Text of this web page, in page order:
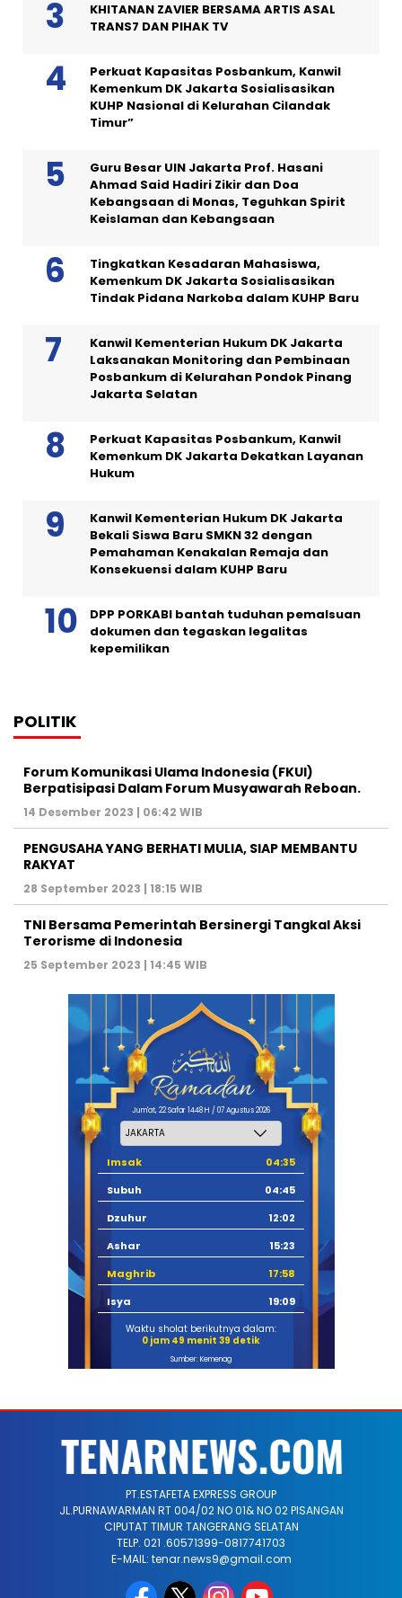
KHITANAN ZAVIER BERSAMA ARTIS ASAL
TRANS7 DAN PIHAK TV
Perkuat Kapasitas Posbankum, Kanwil
Kemenkum DK Jakarta Sosialisasikan
KUHP Nasional di Kelurahan Cilandak
Timur”
Guru Besar UIN Jakarta Prof. Hasani
Ahmad Said Hadiri Zikir dan Doa
Kebangsaan di Monas, Teguhkan Spirit
Keislaman dan Kebangsaan
Tingkatkan Kesadaran Mahasiswa,
Kemenkum DK Jakarta Sosialisasikan
Tindak Pidana Narkoba dalam KUHP Baru
Kanwil Kementerian Hukum DK Jakarta
Laksanakan Monitoring dan Pembinaan
Posbankum di Kelurahan Pondok Pinang
Jakarta Selatan
Perkuat Kapasitas Posbankum, Kanwil
Kemenkum DK Jakarta Dekatkan Layanan
Hukum
Kanwil Kementerian Hukum DK Jakarta
Bekali Siswa Baru SMKN 32 dengan
Pemahaman Kenakalan Remaja dan
Konsekuensi dalam KUHP Baru
DPP PORKABI bantah tuduhan pemalsuan
dokumen dan tegaskan legalitas
kepemilikan
POLITIK
Forum Komunikasi Ulama Indonesia (FKUI)
Berpatisipasi Dalam Forum Musyawarah Reboan.
14 Desember 2023 | 06:42 WIB
PENGUSAHA YANG BERHATI MULIA, SIAP MEMBANTU
RAKYAT
28 September 2023 | 18:15 WIB
TNI Bersama Pemerintah Bersinergi Tangkal Aksi
Terorisme di Indonesia
25 September 2023 | 14:45 WIB
Jum'at, 22 Safar 1448 H / 07 Agustus 2026
Imsak
04:35
Subuh
04:45
Dzuhur
12:02
Ashar
15:23
Maghrib
17:58
Isya
19:09
Waktu sholat berikutnya dalam:
0 jam 49 menit 38 detik
Sumber: Kemenag
PT.ESTAFETA EXPRESS GROUP
JL.PURNAWARMAN RT 004/02 NO 01& NO 02 PISANGAN
CIPUTAT TIMUR TANGERANG SELATAN
TELP. 021 .60571399-0817741703
E-MAIL: tenar.news9@gmail.com